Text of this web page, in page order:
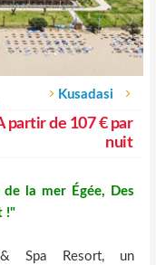
Kusadasi
partir de 107 € par
nuit
la mer Égée, Des
!"
Spa Resort, un